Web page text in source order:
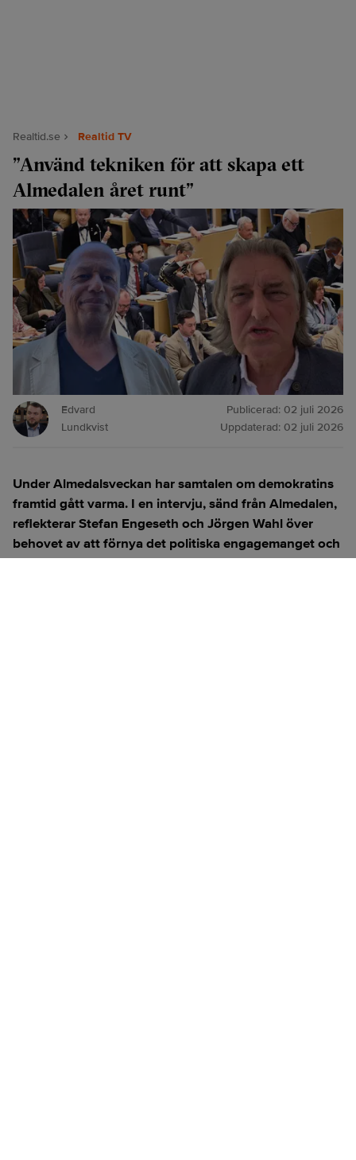
Realtid.se Realtid TV
”Använd tekniken för att skapa ett
Almedalen året runt”
Edvard
Lundkvist
Publicerad: 02 juli 2026
Uppdaterad: 02 juli 2026
Under Almedalsveckan har samtalen om demokratins
framtid gått varma. I en intervju, sänd från Almedalen,
reflekterar Stefan Engeseth och Jörgen Wahl över
behovet av att förnya det politiska engagemanget och
hur modern teknik kan användas för att överbrygga